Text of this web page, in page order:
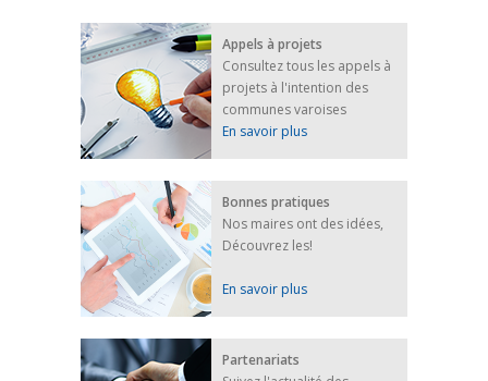
25 avril 2022
Afin d’accompagner au mieux les réfugiés
ukrainiens arrivés en France,...
FEUILLETER
Appels à projets
Consultez tous les appels à
projets à l'intention des
communes varoises
En savoir plus
Bonnes pratiques
Nos maires ont des idées,
Découvrez les!
En savoir plus
Partenariats